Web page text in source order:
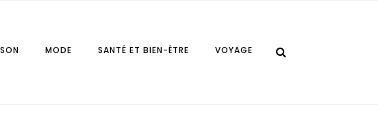
MODE SANTÉ ET BIEN-ÊTRE VOYAGE